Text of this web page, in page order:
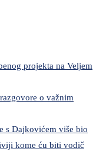
projekta na Veljem
o važnim
s Dajkovićem više bio
kome ću biti vodič